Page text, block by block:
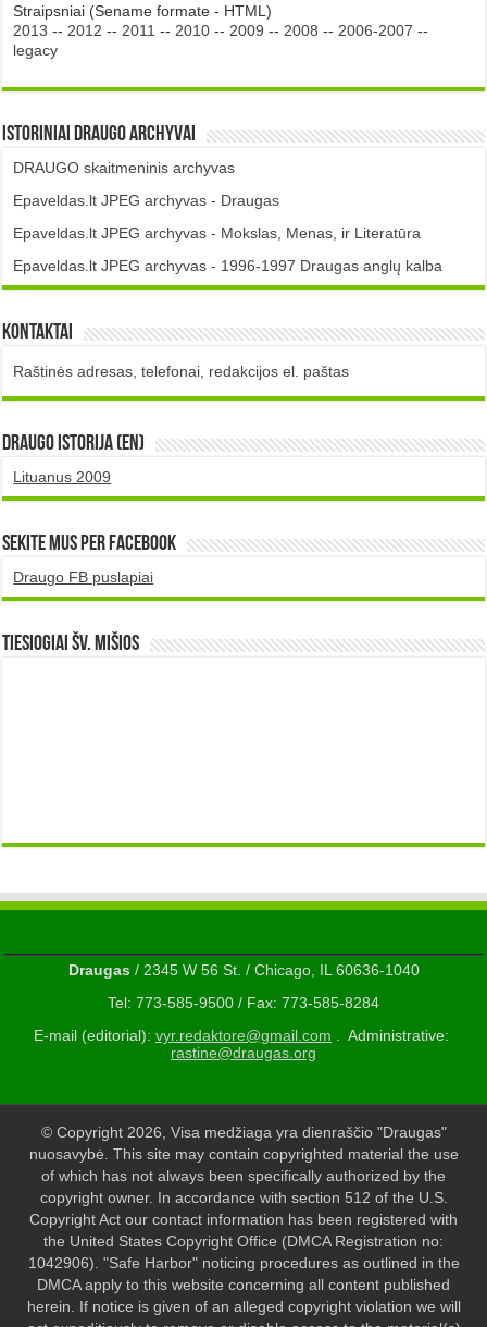
Straipsniai (Sename formate - HTML)
2013 -- 2012 -- 2011 -- 2010 -- 2009 -- 2008 -- 2006-2007 --
legacy
Istoriniai DRAUGO Archyvai
DRAUGO skaitmeninis archyvas
Epaveldas.lt JPEG archyvas - Draugas
Epaveldas.lt JPEG archyvas - Mokslas, Menas, ir Literatūra
Epaveldas.lt JPEG archyvas - 1996-1997 Draugas anglų kalba
Kontaktai
Raštinės adresas, telefonai, redakcijos el. paštas
DRAUGO istorija (EN)
Lituanus 2009
Sekite mus per Facebook
Draugo FB puslapiai
TIESIOGIAI šv. MIŠIOS
Draugas/ 2345 W 56 St. / Chicago, IL 60636-1040
Tel: 773-585-9500 / Fax: 773-585-8284
E-mail (editorial): vyr.redaktore@gmail.com . Administrative:
rastine@draugas.org
© Copyright 2026, Visa medžiaga yra dienraščio "Draugas"
nuosavybė. This site may contain copyrighted material the use
of which has not always been specifically authorized by the
copyright owner. In accordance with section 512 of the U.S.
Copyright Act our contact information has been registered with
the United States Copyright Office (DMCA Registration no:
1042906). "Safe Harbor" noticing procedures as outlined in the
DMCA apply to this website concerning all content published
herein. If notice is given of an alleged copyright violation we will